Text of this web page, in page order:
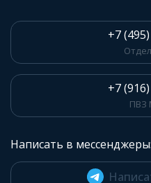
+7
+7
ПВЗ
Написать в мессенджеры: